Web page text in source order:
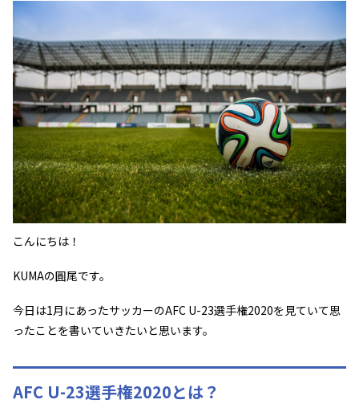
こんにちは！
KUMAの圓尾です。
今日は1月にあったサッカーのAFC U-23選手権2020を見ていて思
ったことを書いていきたいと思います。
AFC U-23選手権2020とは？